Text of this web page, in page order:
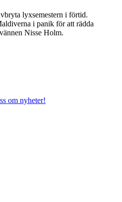
lyxsemestern i förtid.
i panik för att rädda
Nisse Holm.
om nyheter!